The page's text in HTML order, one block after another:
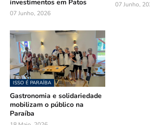
investimentos em Patos
07 Junho, 2026
07 Junho,
ISSO É PARAÍBA
Gastronomia e solidariedade
mobilizam o público na
Paraíba